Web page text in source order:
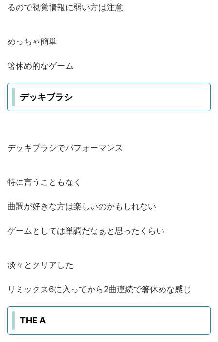
るので視覚情報に弱い方は注意
めっちゃ簡単
箸休め的なゲーム
デッキブラシ
デッキブラシでパフォーマンス
特に言うこともなく
曲調が好きな方は楽しいのかもしれない
ゲームとしては単調だなぁと思ったくらい
淡々とクリアした
リミックス6に入ってから2曲連続で箸休めな感じ
THE A